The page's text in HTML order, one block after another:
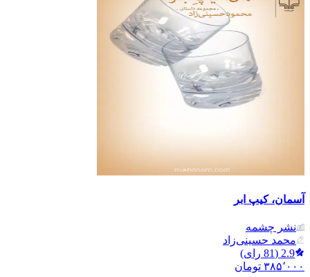
آسمان، کیپ ابر
نشر‌ چشمه
محمد حسینی‌زاد
2.9
(
81 رای)
۳۸۵٬۰۰۰ تومان